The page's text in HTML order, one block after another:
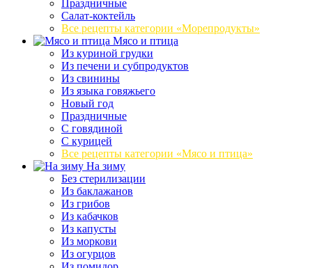
Праздничные
Салат-коктейль
Все рецепты категории «Морепродукты»
Мясо и птица
Из куриной грудки
Из печени и субпродуктов
Из свинины
Из языка говяжьего
Новый год
Праздничные
С говядиной
С курицей
Все рецепты категории «Мясо и птица»
На зиму
Без стерилизации
Из баклажанов
Из грибов
Из кабачков
Из капусты
Из моркови
Из огурцов